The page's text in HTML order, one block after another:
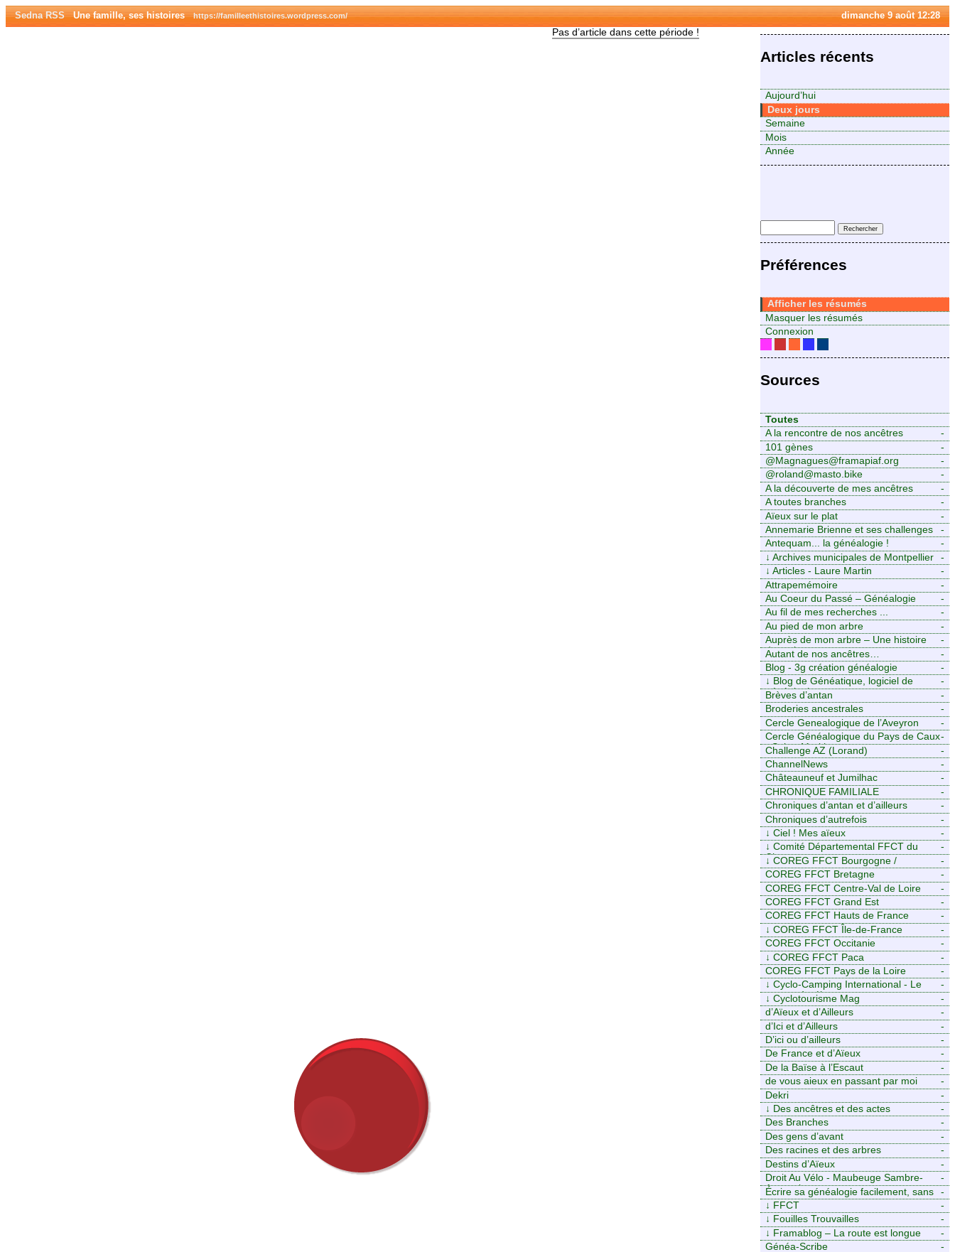
Sedna RSSUne famille, ses histoireshttps://familleethistoires.wordpress.com/ dimanche 9 août 12:28
Articles récents
Aujourd’hui
Deux jours
Semaine
Mois
Année
Préférences
Afficher les résumés
Masquer les résumés
Connexion
Sources
Toutes
-
A la rencontre de nos ancêtres
-
101 gènes
-
@Magnagues@framapiaf.org
-
@roland@masto.bike
-
A la découverte de mes ancêtres
-
A toutes branches
-
Aïeux sur le plat
-
Annemarie Brienne et ses challenges
de A à Z
-
Antequam... la généalogie !
-
↓ Archives municipales de Montpellier
-
↓ Articles - Laure Martin
-
Attrapemémoire
-
Au Coeur du Passé – Généalogie
Familiale
-
Au fil de mes recherches ...
-
Au pied de mon arbre
-
Auprès de mon arbre – Une histoire
de racines
-
Autant de nos ancêtres…
-
Blog - 3g création généalogie
-
↓ Blog de Généatique, logiciel de
généalogie
-
Brèves d’antan
-
Broderies ancestrales
-
Cercle Genealogique de l’Aveyron
-
Cercle Généalogique du Pays de Caux
- Seine-Maritime
-
Challenge AZ (Lorand)
-
ChannelNews
-
Châteauneuf et Jumilhac
-
CHRONIQUE FAMILIALE
-
Chroniques d’antan et d’ailleurs
-
Chroniques d’autrefois
-
↓ Ciel ! Mes aïeux
-
↓ Comité Départemental FFCT du
Cher
-
↓ COREG FFCT Bourgogne /
Franche-Comté
-
COREG FFCT Bretagne
-
COREG FFCT Centre-Val de Loire
-
COREG FFCT Grand Est
-
COREG FFCT Hauts de France
-
↓ COREG FFCT Île-de-France
-
COREG FFCT Occitanie
-
↓ COREG FFCT Paca
-
COREG FFCT Pays de la Loire
-
↓ Cyclo-Camping International - Le
voyage à vélo
-
↓ Cyclotourisme Mag
-
d’Aïeux et d’Ailleurs
-
d’Ici et d’Ailleurs
-
D’ici ou d’ailleurs
-
De France et d’Aïeux
-
De la Baïse à l’Escaut
-
de vous aieux en passant par moi
-
Dekri
-
↓ Des ancêtres et des actes
-
Des Branches
-
Des gens d’avant
-
Des racines et des arbres
-
Destins d’Aïeux
-
Droit Au Vélo - Maubeuge Sambre-
Avesnois
-
Écrire sa généalogie facilement, sans
stress avec Généalordi
-
↓ FFCT
-
↓ Fouilles Trouvailles
-
↓ Framablog – La route est longue
mais la voie est libre…
-
Généa-Scribe
Pas d’article dans cette période !